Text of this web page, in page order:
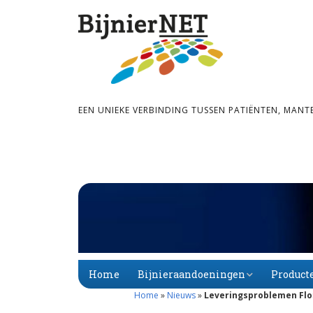
EEN UNIEKE VERBINDING TUSSEN PATIËNTEN,
Home Bijnieraandoeningen
Home » Nieuws» Leveringsproblemen